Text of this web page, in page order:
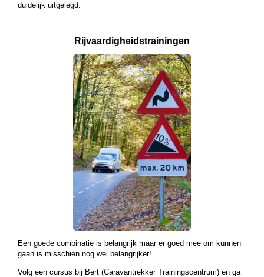
duidelijk uitgelegd.
Rijvaardigheids­trainingen
Een goede combinatie is belangrijk maar er goed mee om kunnen
gaan is misschien nog wel belangrijker!
Volg een cursus bij Bert (Caravantrekker Trainingscentrum) en ga